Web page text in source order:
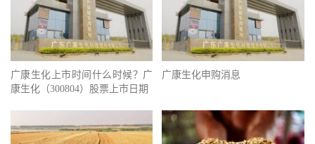
广康生化上市时间什么时候？广
康生化（300804）股票上市日期
广康生化申购消息